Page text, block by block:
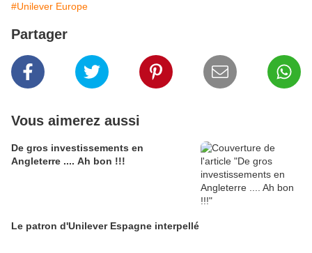
#Unilever Europe
Partager
Vous aimerez aussi
De gros investissements en
Angleterre .... Ah bon !!!
Le patron d'Unilever Espagne interpellé